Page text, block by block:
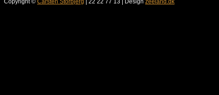
Copyright © Carsten Storbjerg | 22 22 77 13 | Design zeeland.dk